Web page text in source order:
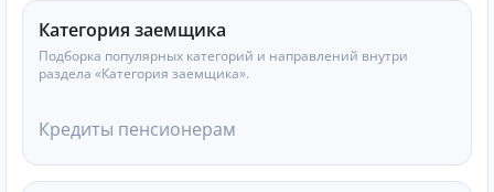
Категория заемщика
Подборка популярных категорий и направлений внутри
раздела «Категория заемщика».
Кредиты пенсионерам